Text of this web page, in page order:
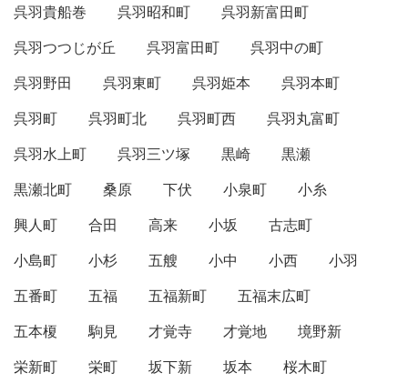
呉羽貴船巻
呉羽昭和町
呉羽新富田町
呉羽つつじが丘
呉羽富田町
呉羽中の町
呉羽野田
呉羽東町 呉羽姫本
呉羽本町
呉羽町
呉羽町北 呉羽町西
呉羽丸富町
呉羽水上町
呉羽三ツ塚 黒崎
黒瀬
黒瀬北町
桑原 下伏 小泉町
小糸
興人町
合田 高来 小坂
古志町
小島町
小杉 五艘 小中 小西
小羽
五番町
五福 五福新町
五福末広町
五本榎
駒見 才覚寺 才覚地
境野新
栄新町
栄町 坂下新 坂本
桜木町